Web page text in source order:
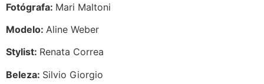
Fotógrafa: Mari Maltoni
Modelo: Aline Weber
Stylist: Renata Correa
Beleza: Silvio Giorgio